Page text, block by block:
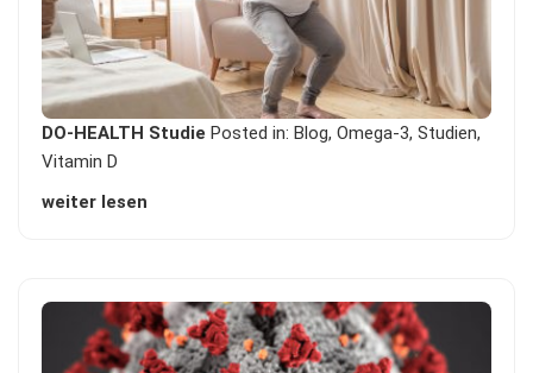
DO-HEALTH Studie Posted in: Blog,Omega-3,Studien,
Vitamin D
weiter lesen